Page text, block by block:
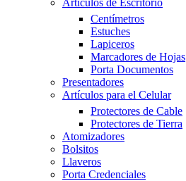
Artículos de Escritorio
Centímetros
Estuches
Lapiceros
Marcadores de Hojas
Porta Documentos
Presentadores
Artículos para el Celular
Protectores de Cable
Protectores de Tierra
Atomizadores
Bolsitos
Llaveros
Porta Credenciales